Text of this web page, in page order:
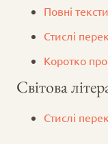
Повні
Стислі
Коротко
Світова
Стислі